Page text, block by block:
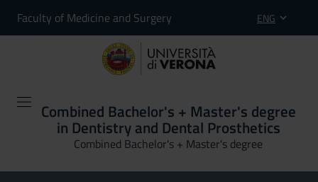
Faculty of Medicine and Surgery ENG
Combined Bachelor's + Master's degree
in Dentistry and Dental Prosthetics
Combined Bachelor's + Master's degree